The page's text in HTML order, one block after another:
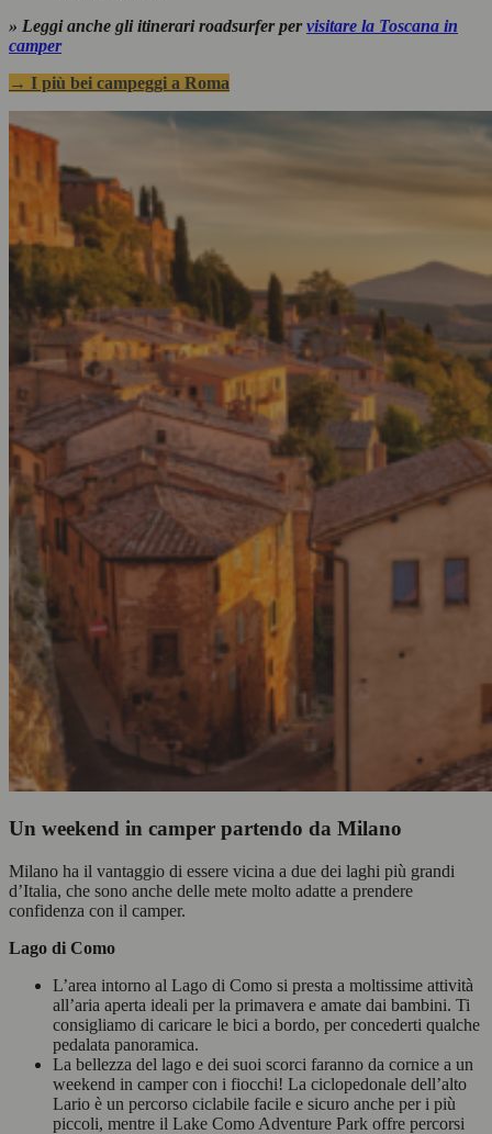
» Leggi anche gli itinerari roadsurfer pervisitare la Toscana in
camper
→ I più bei campeggi a Roma
Un weekend in camper partendo da Milano
Milano ha il vantaggio di essere vicina a due dei laghi più grandi
d’Italia, che sono anche delle mete molto adatte a prendere
confidenza con il camper.
Lago di Como
L’area intorno al Lago di Como si presta a moltissime attività
all’aria aperta ideali per la primavera e amate dai bambini. Ti
consigliamo di caricare le bici a bordo, per concederti qualche
pedalata panoramica.
La bellezza del lago e dei suoi scorci faranno da cornice a un
weekend in camper con i fiocchi! La ciclopedonale dell’alto
Lario è un percorso ciclabile facile e sicuro anche per i più
piccoli, mentre il Lake Como Adventure Park offre percorsi